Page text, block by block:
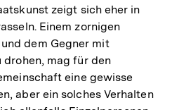
zeigt sich eher in
Einem zornigen
dem Gegner mit
mag für den
eine gewisse
aber ein solches Verhalten